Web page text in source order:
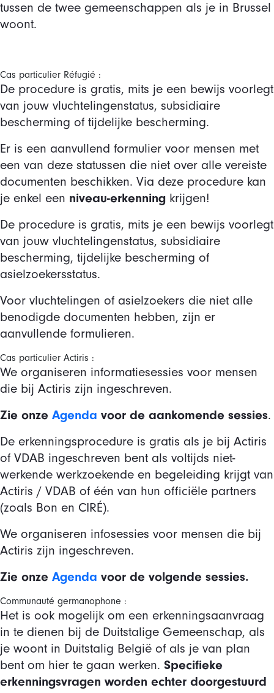
tussen de twee gemeenschappen als je in Brussel
woont.
Cas particulier Réfugié :
De procedure is gratis, mits je een bewijs voorlegt
van jouw vluchtelingenstatus, subsidiaire
bescherming of tijdelijke bescherming.
Er is een aanvullend formulier voor mensen met
een van deze statussen die niet over alle vereiste
documenten beschikken. Via deze procedure kan
je enkel een niveau-erkenning krijgen!
De procedure is gratis, mits je een bewijs voorlegt
van jouw vluchtelingenstatus, subsidiaire
bescherming, tijdelijke bescherming of
asielzoekersstatus.
Voor vluchtelingen of asielzoekers die niet alle
benodigde documenten hebben, zijn er
aanvullende formulieren.
Cas particulier Actiris :
We organiseren informatiesessies voor mensen
die bij Actiris zijn ingeschreven.
Zie onze Agenda voor de aankomende sessies.
De erkenningsprocedure is gratis als je bij Actiris
of VDAB ingeschreven bent als voltijds niet-
werkende werkzoekende en begeleiding krijgt van
Actiris / VDAB of één van hun officiële partners
(zoals Bon en CIRÉ).
We organiseren infosessies voor mensen die bij
Actiris zijn ingeschreven.​​
Zie onze Agenda voor de volgende sessies.
Communauté germanophone :
Het is ook mogelijk om een erkenningsaanvraag
in te dienen bij de Duitstalige Gemeenschap, als
je woont in Duitstalig België of als je van plan
bent om hier te gaan werken. Specifieke
erkenningsvragen worden echter doorgestuurd